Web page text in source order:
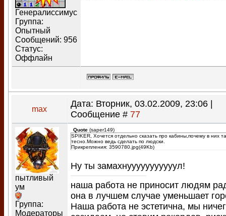
Генералиссимус
Группа:
Опытный
Сообщений: 956
Статус:
Оффлайн
max
Дата: Вторник, 03.02.2009, 23:06 |
Сообщение # 77
пытливый
ум
Группа:
Модераторы
Quote (saper149)
SPIKER, Хочется отдельно сказать про кабины,почему в них
тесно.Можно ведь сделать по людски.
Прикрепления: 3590780.jpg(49Kb)
Ну ты замахнууууууууууул!
наша работа не приносит людям
она в лучшем случае уменьшает
Наша работа не эстетична, мы